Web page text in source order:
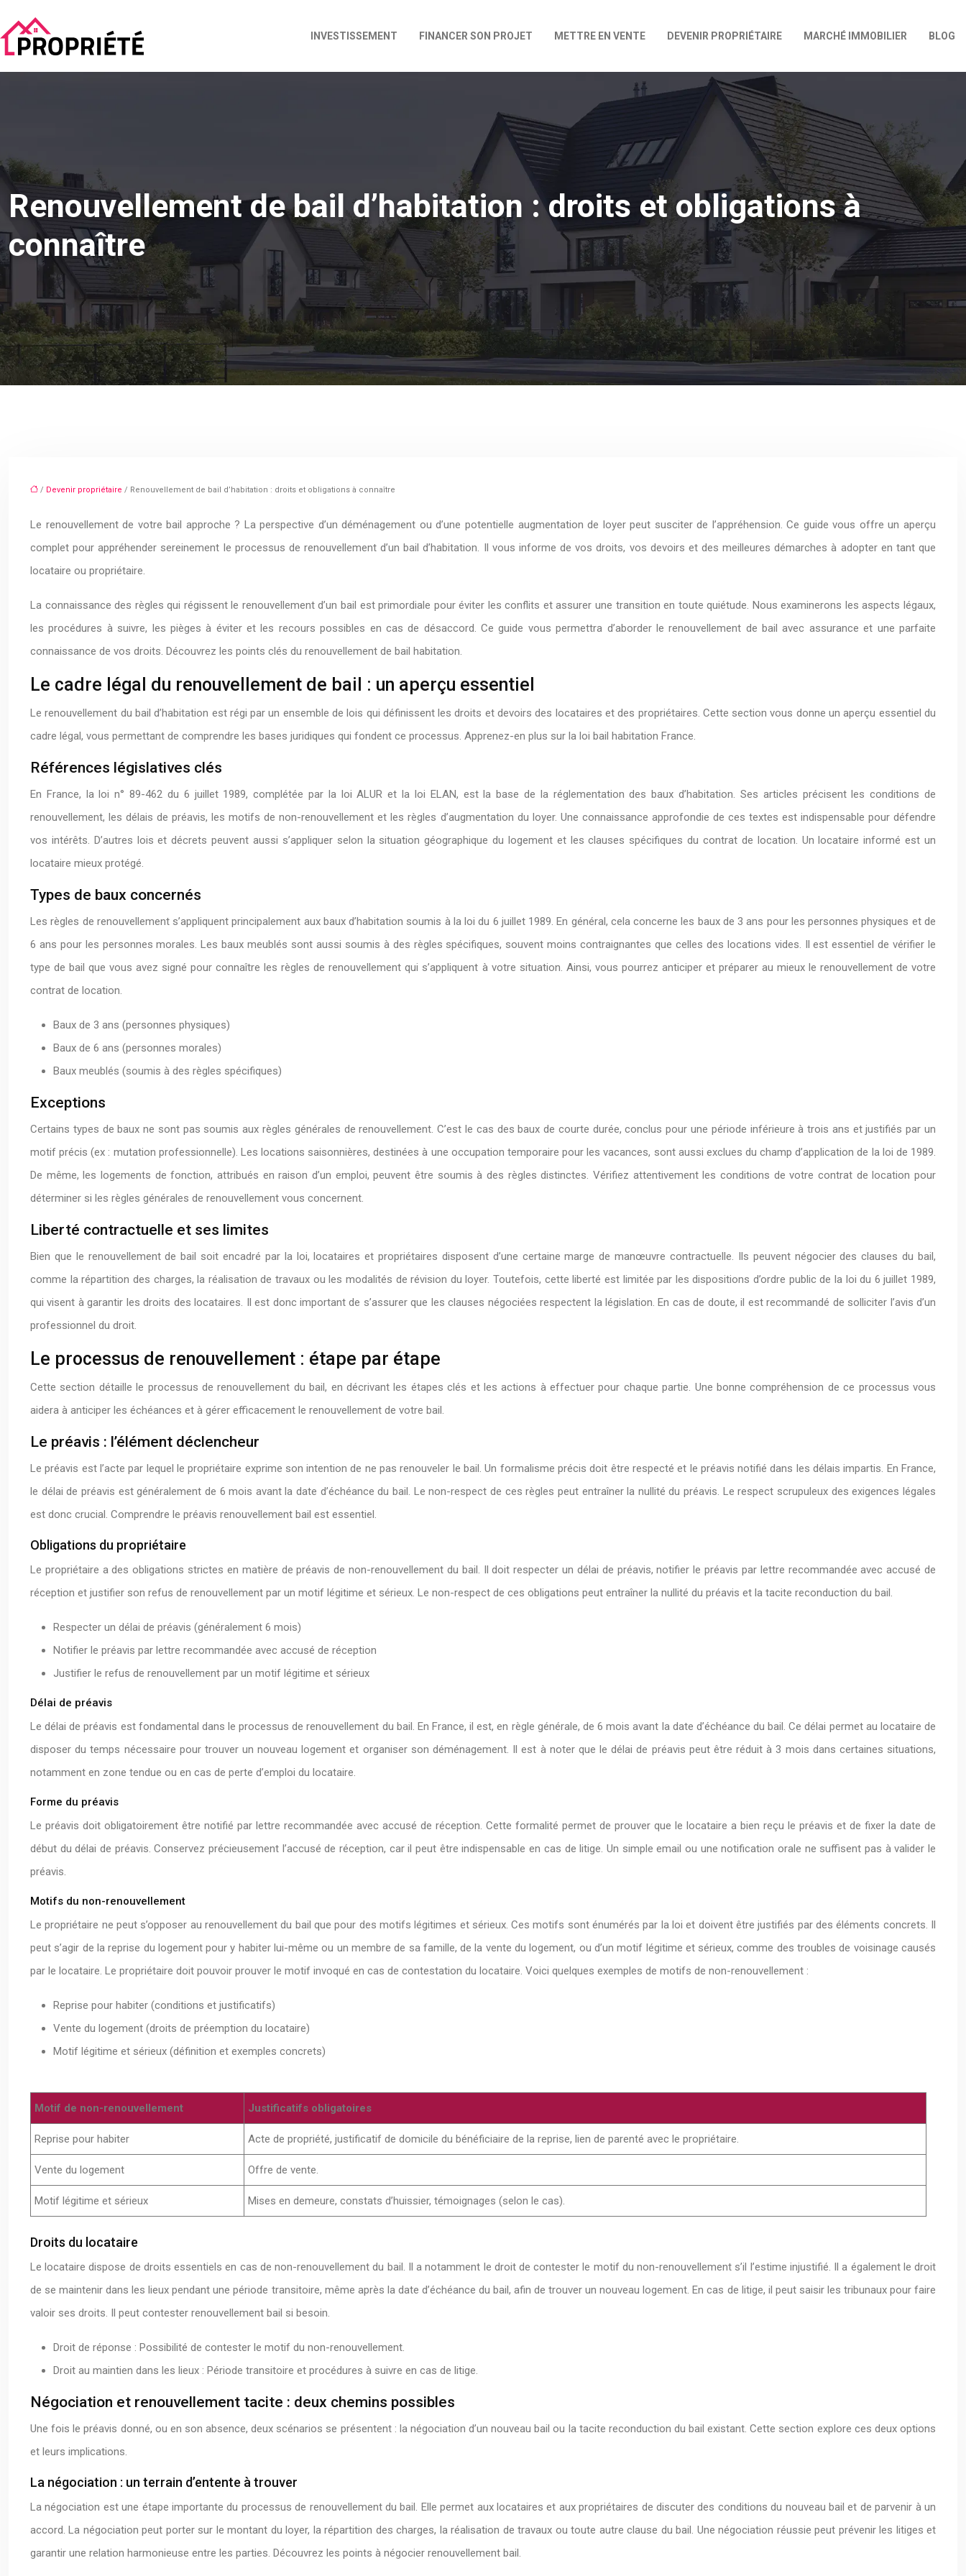
INVESTISSEMENT FINANCER SON PROJET METTRE EN VENTE DEVENIR PROPRIÉTAIRE MARCHÉ IMMOBILIER BLOG
Renouvellement de bail d’habitation : droits et obligations à
connaître
/ Devenir propriétaire / Renouvellement de bail d’habitation : droits et obligations à connaître
Le renouvellement de votre bail approche ? La perspective d’un déménagement ou d’une potentielle augmentation de loyer peut susciter de l’appréhension. Ce guide vous offre un aperçu
complet pour appréhender sereinement le processus de renouvellement d’un bail d’habitation. Il vous informe de vos droits, vos devoirs et des meilleures démarches à adopter en tant que
locataire ou propriétaire.
La connaissance des règles qui régissent le renouvellement d’un bail est primordiale pour éviter les conflits et assurer une transition en toute quiétude. Nous examinerons les aspects légaux,
les procédures à suivre, les pièges à éviter et les recours possibles en cas de désaccord. Ce guide vous permettra d’aborder le renouvellement de bail avec assurance et une parfaite
connaissance de vos droits. Découvrez les points clés du renouvellement de bail habitation.
Le cadre légal du renouvellement de bail : un aperçu essentiel
Le renouvellement du bail d’habitation est régi par un ensemble de lois qui définissent les droits et devoirs des locataires et des propriétaires. Cette section vous donne un aperçu essentiel du
cadre légal, vous permettant de comprendre les bases juridiques qui fondent ce processus. Apprenez-en plus sur la loi bail habitation France.
Références législatives clés
En France, la loi n° 89-462 du 6 juillet 1989, complétée par la loi ALUR et la loi ELAN, est la base de la réglementation des baux d’habitation. Ses articles précisent les conditions de
renouvellement, les délais de préavis, les motifs de non-renouvellement et les règles d’augmentation du loyer. Une connaissance approfondie de ces textes est indispensable pour défendre
vos intérêts. D’autres lois et décrets peuvent aussi s’appliquer selon la situation géographique du logement et les clauses spécifiques du contrat de location. Un locataire informé est un
locataire mieux protégé.
Types de baux concernés
Les règles de renouvellement s’appliquent principalement aux baux d’habitation soumis à la loi du 6 juillet 1989. En général, cela concerne les baux de 3 ans pour les personnes physiques et de
6 ans pour les personnes morales. Les baux meublés sont aussi soumis à des règles spécifiques, souvent moins contraignantes que celles des locations vides. Il est essentiel de vérifier le
type de bail que vous avez signé pour connaître les règles de renouvellement qui s’appliquent à votre situation. Ainsi, vous pourrez anticiper et préparer au mieux le renouvellement de votre
contrat de location.
Baux de 3 ans (personnes physiques)
Baux de 6 ans (personnes morales)
Baux meublés (soumis à des règles spécifiques)
Exceptions
Certains types de baux ne sont pas soumis aux règles générales de renouvellement. C’est le cas des baux de courte durée, conclus pour une période inférieure à trois ans et justifiés par un
motif précis (ex : mutation professionnelle). Les locations saisonnières, destinées à une occupation temporaire pour les vacances, sont aussi exclues du champ d’application de la loi de 1989.
De même, les logements de fonction, attribués en raison d’un emploi, peuvent être soumis à des règles distinctes. Vérifiez attentivement les conditions de votre contrat de location pour
déterminer si les règles générales de renouvellement vous concernent.
Liberté contractuelle et ses limites
Bien que le renouvellement de bail soit encadré par la loi, locataires et propriétaires disposent d’une certaine marge de manœuvre contractuelle. Ils peuvent négocier des clauses du bail,
comme la répartition des charges, la réalisation de travaux ou les modalités de révision du loyer. Toutefois, cette liberté est limitée par les dispositions d’ordre public de la loi du 6 juillet 1989,
qui visent à garantir les droits des locataires. Il est donc important de s’assurer que les clauses négociées respectent la législation. En cas de doute, il est recommandé de solliciter l’avis d’un
professionnel du droit.
Le processus de renouvellement : étape par étape
Cette section détaille le processus de renouvellement du bail, en décrivant les étapes clés et les actions à effectuer pour chaque partie. Une bonne compréhension de ce processus vous
aidera à anticiper les échéances et à gérer efficacement le renouvellement de votre bail.
Le préavis : l’élément déclencheur
Le préavis est l’acte par lequel le propriétaire exprime son intention de ne pas renouveler le bail. Un formalisme précis doit être respecté et le préavis notifié dans les délais impartis. En France,
le délai de préavis est généralement de 6 mois avant la date d’échéance du bail. Le non-respect de ces règles peut entraîner la nullité du préavis. Le respect scrupuleux des exigences légales
est donc crucial. Comprendre le préavis renouvellement bail est essentiel.
Obligations du propriétaire
Le propriétaire a des obligations strictes en matière de préavis de non-renouvellement du bail. Il doit respecter un délai de préavis, notifier le préavis par lettre recommandée avec accusé de
réception et justifier son refus de renouvellement par un motif légitime et sérieux. Le non-respect de ces obligations peut entraîner la nullité du préavis et la tacite reconduction du bail.
Respecter un délai de préavis (généralement 6 mois)
Notifier le préavis par lettre recommandée avec accusé de réception
Justifier le refus de renouvellement par un motif légitime et sérieux
Délai de préavis
Le délai de préavis est fondamental dans le processus de renouvellement du bail. En France, il est, en règle générale, de 6 mois avant la date d’échéance du bail. Ce délai permet au locataire de
disposer du temps nécessaire pour trouver un nouveau logement et organiser son déménagement. Il est à noter que le délai de préavis peut être réduit à 3 mois dans certaines situations,
notamment en zone tendue ou en cas de perte d’emploi du locataire.
Forme du préavis
Le préavis doit obligatoirement être notifié par lettre recommandée avec accusé de réception. Cette formalité permet de prouver que le locataire a bien reçu le préavis et de fixer la date de
début du délai de préavis. Conservez précieusement l’accusé de réception, car il peut être indispensable en cas de litige. Un simple email ou une notification orale ne suffisent pas à valider le
préavis.
Motifs du non-renouvellement
Le propriétaire ne peut s’opposer au renouvellement du bail que pour des motifs légitimes et sérieux. Ces motifs sont énumérés par la loi et doivent être justifiés par des éléments concrets. Il
peut s’agir de la reprise du logement pour y habiter lui-même ou un membre de sa famille, de la vente du logement, ou d’un motif légitime et sérieux, comme des troubles de voisinage causés
par le locataire. Le propriétaire doit pouvoir prouver le motif invoqué en cas de contestation du locataire. Voici quelques exemples de motifs de non-renouvellement :
Reprise pour habiter (conditions et justificatifs)
Vente du logement (droits de préemption du locataire)
Motif légitime et sérieux (définition et exemples concrets)
Motif de non-renouvellement Justificatifs obligatoires
Reprise pour habiter Acte de propriété, justificatif de domicile du bénéficiaire de la reprise, lien de parenté avec le propriétaire.
Vente du logement Offre de vente.
Motif légitime et sérieux Mises en demeure, constats d’huissier, témoignages (selon le cas).
Droits du locataire
Le locataire dispose de droits essentiels en cas de non-renouvellement du bail. Il a notamment le droit de contester le motif du non-renouvellement s’il l’estime injustifié. Il a également le droit
de se maintenir dans les lieux pendant une période transitoire, même après la date d’échéance du bail, afin de trouver un nouveau logement. En cas de litige, il peut saisir les tribunaux pour faire
valoir ses droits. Il peut contester renouvellement bail si besoin.
Droit de réponse : Possibilité de contester le motif du non-renouvellement.
Droit au maintien dans les lieux : Période transitoire et procédures à suivre en cas de litige.
Négociation et renouvellement tacite : deux chemins possibles
Une fois le préavis donné, ou en son absence, deux scénarios se présentent : la négociation d’un nouveau bail ou la tacite reconduction du bail existant. Cette section explore ces deux options
et leurs implications.
La négociation : un terrain d’entente à trouver
La négociation est une étape importante du processus de renouvellement du bail. Elle permet aux locataires et aux propriétaires de discuter des conditions du nouveau bail et de parvenir à un
accord. La négociation peut porter sur le montant du loyer, la répartition des charges, la réalisation de travaux ou toute autre clause du bail. Une négociation réussie peut prévenir les litiges et
garantir une relation harmonieuse entre les parties. Découvrez les points à négocier renouvellement bail.